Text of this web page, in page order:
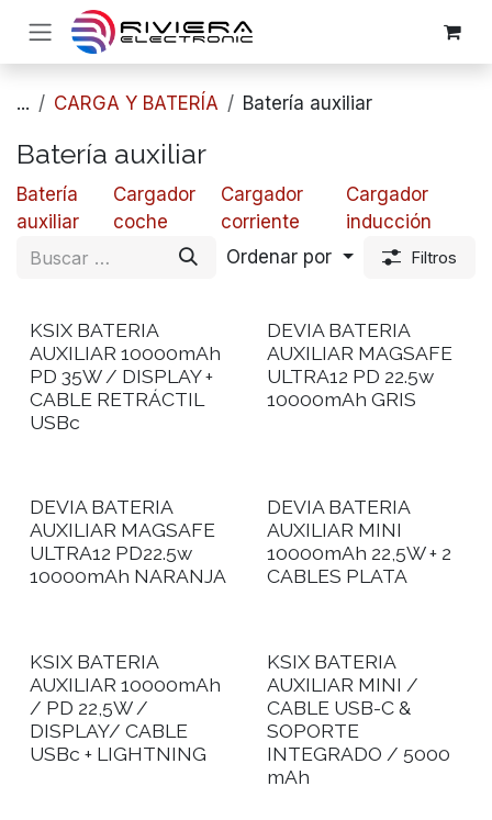
Ir al contenido
... CARGA Y BATERÍA ​Batería auxiliar
​Batería auxiliar
​Batería
auxiliar
​​Cargador
coche
​​Cargador
corriente
​​Cargador
inducción
Ordenar por
Filtros
KSIX BATERIA
AUXILIAR 10000mAh
PD 35W / DISPLAY +
CABLE RETRÁCTIL
USBc
DEVIA BATERIA
AUXILIAR MAGSAFE
ULTRA12 PD 22.5w
10000mAh GRIS
DEVIA BATERIA
AUXILIAR MAGSAFE
ULTRA12 PD22.5w
10000mAh NARANJA
DEVIA BATERIA
AUXILIAR MINI
10000mAh 22,5W + 2
CABLES PLATA
KSIX BATERIA
AUXILIAR 10000mAh
/ PD 22,5W /
DISPLAY/ CABLE
USBc + LIGHTNING
KSIX BATERIA
AUXILIAR MINI /
CABLE USB-C &
SOPORTE
INTEGRADO / 5000
mAh